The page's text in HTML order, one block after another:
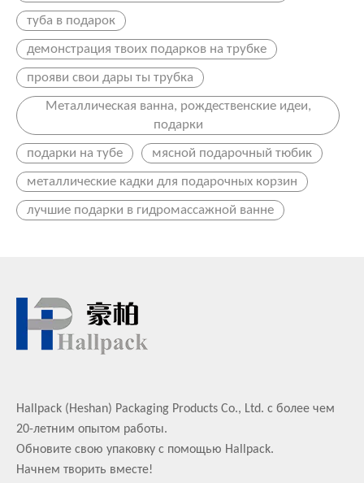
туба в подарок
демонстрация твоих подарков на трубке
прояви свои дары ты трубка
Металлическая ванна, рождественские идеи,
подарки
подарки на тубе мясной подарочный тюбик
металлические кадки для подарочных корзин
лучшие подарки в гидромассажной ванне
Hallpack (Heshan) Packaging Products Co., Ltd. с более чем
20-летним опытом работы.
Обновите свою упаковку с помощью Hallpack.
Начнем творить вместе!